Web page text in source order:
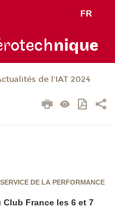
FR
otechnique
de l'IAT 2024
DE LA PERFORMANCE
Club France les 6 et 7